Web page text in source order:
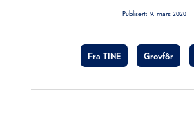
Publisert:9. mars 2020
Fra TINE Grovfôr